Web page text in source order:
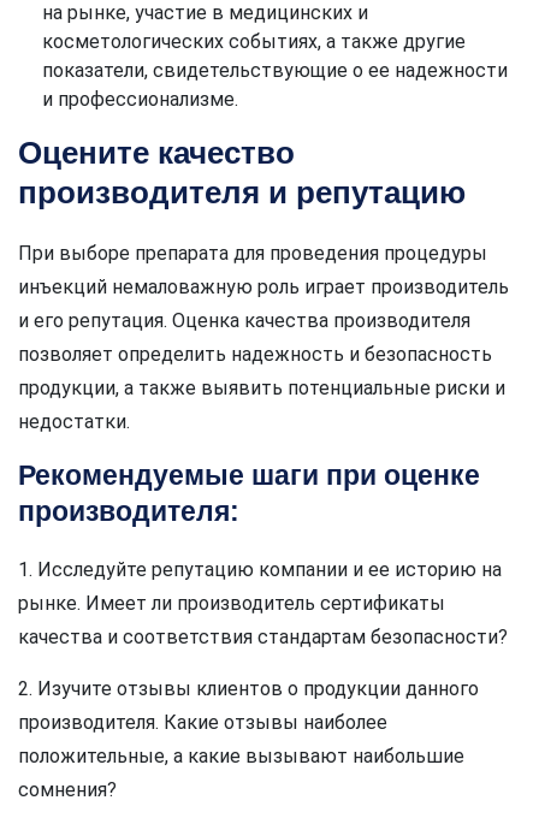
на рынке, участие в медицинских и
косметологических событиях, а также другие
показатели, свидетельствующие о ее надежности
и профессионализме.
Оцените качество
производителя и репутацию
При выборе препарата для проведения процедуры
инъекций немаловажную роль играет производитель
и его репутация. Оценка качества производителя
позволяет определить надежность и безопасность
продукции, а также выявить потенциальные риски и
недостатки.
Рекомендуемые шаги при оценке
производителя:
1. Исследуйте репутацию компании и ее историю на
рынке. Имеет ли производитель сертификаты
качества и соответствия стандартам безопасности?
2. Изучите отзывы клиентов о продукции данного
производителя. Какие отзывы наиболее
положительные, а какие вызывают наибольшие
сомнения?